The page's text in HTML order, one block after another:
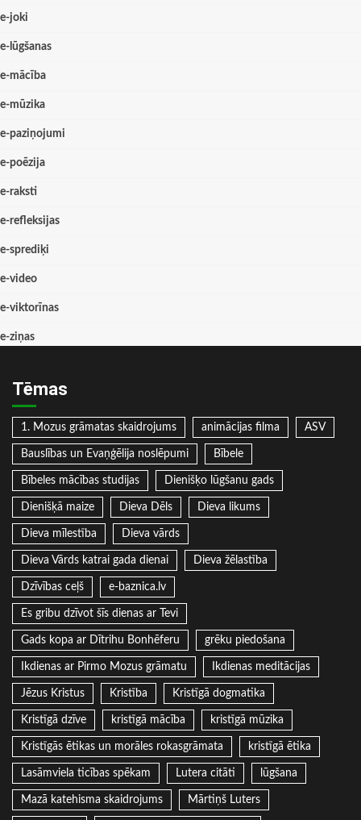
e-joki
e-lūgšanas
e-mācība
e-mūzika
e-paziņojumi
e-poēzija
e-raksti
e-refleksijas
e-sprediķi
e-video
e-viktorīnas
e-ziņas
Tēmas
1. Mozus grāmatas skaidrojums animācijas filma ASV
Bauslības un Evaņģēlija noslēpumi Bībele
Bībeles mācības studijas Dienišķo lūgšanu gads
Dienišķā maize Dieva Dēls Dieva likums
Dieva mīlestība Dieva vārds
Dieva Vārds katrai gada dienai Dieva žēlastība
Dzīvības ceļš e-baznica.lv
Es gribu dzīvot šīs dienas ar Tevi
Gads kopa ar Dītrihu Bonhēferu grēku piedošana
Ikdienas ar Pirmo Mozus grāmatu Ikdienas meditācijas
Jēzus Kristus Kristība Kristīgā dogmatika
Kristīgā dzīve kristīgā mācība kristīgā mūzika
Kristīgās ētikas un morāles rokasgrāmata kristīgā ētika
Lasāmviela ticības spēkam Lutera citāti lūgšana
Mazā katehisma skaidrojums Mārtiņš Luters